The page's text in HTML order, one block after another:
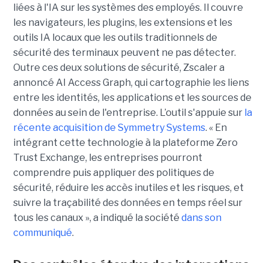
liées à l'IA sur les systèmes des employés. Il couvre
les navigateurs, les plugins, les extensions et les
outils IA locaux que les outils traditionnels de
sécurité des terminaux peuvent ne pas détecter.
Outre ces deux solutions de sécurité, Zscaler a
annoncé AI Access Graph, qui cartographie les liens
entre les identités, les applications et les sources de
données au sein de l'entreprise. L’outil s'appuie sur la
récente acquisition de Symmetry Systems. « En
intégrant cette technologie à la plateforme Zero
Trust Exchange, les entreprises pourront
comprendre puis appliquer des politiques de
sécurité, réduire les accès inutiles et les risques, et
suivre la traçabilité des données en temps réel sur
tous les canaux », a indiqué la société dans son
communiqué.